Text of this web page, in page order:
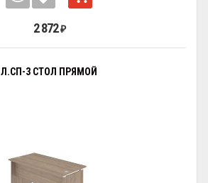
2 872 ₽
Л.СП-3 СТОЛ ПРЯМОЙ